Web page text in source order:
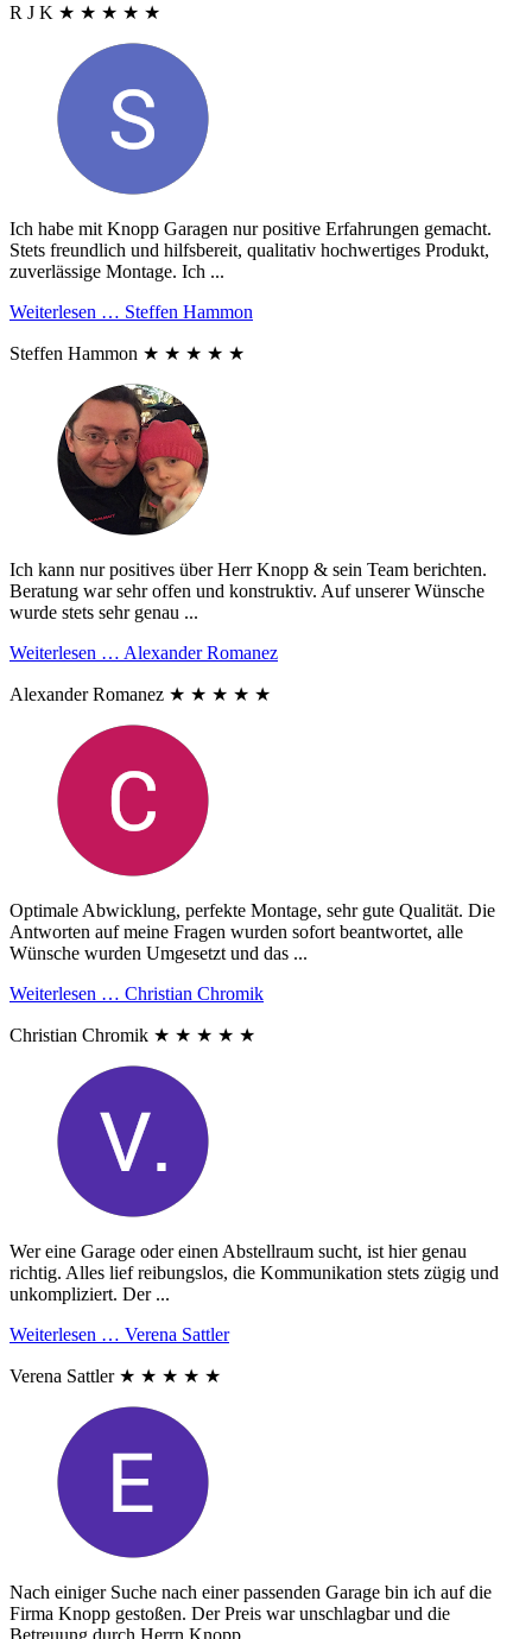
R J K ★ ★ ★ ★ ★
Ich habe mit Knopp Garagen nur positive Erfahrungen gemacht.
Stets freundlich und hilfsbereit, qualitativ hochwertiges Produkt,
zuverlässige Montage. Ich ...
Weiterlesen … Steffen Hammon
Steffen Hammon ★ ★ ★ ★ ★
Ich kann nur positives über Herr Knopp & sein Team berichten.
Beratung war sehr offen und konstruktiv. Auf unserer Wünsche
wurde stets sehr genau ...
Weiterlesen … Alexander Romanez
Alexander Romanez ★ ★ ★ ★ ★
Optimale Abwicklung, perfekte Montage, sehr gute Qualität. Die
Antworten auf meine Fragen wurden sofort beantwortet, alle
Wünsche wurden Umgesetzt und das ...
Weiterlesen … Christian Chromik
Christian Chromik ★ ★ ★ ★ ★
Wer eine Garage oder einen Abstellraum sucht, ist hier genau
richtig. Alles lief reibungslos, die Kommunikation stets zügig und
unkompliziert. Der ...
Weiterlesen … Verena Sattler
Verena Sattler ★ ★ ★ ★ ★
Nach einiger Suche nach einer passenden Garage bin ich auf die
Firma Knopp gestoßen. Der Preis war unschlagbar und die
Betreuung durch Herrn Knopp ...